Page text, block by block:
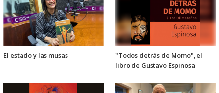
El estado y las musas
"Todos detrás de Momo", el
libro de Gustavo Espinosa